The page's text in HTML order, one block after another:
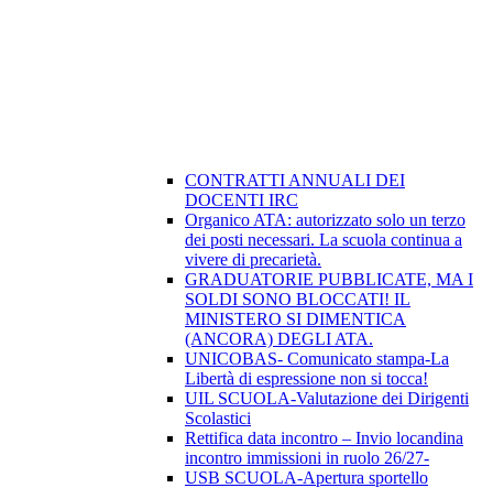
CONTRATTI ANNUALI DEI
DOCENTI IRC
Organico ATA: autorizzato solo un terzo
dei posti necessari. La scuola continua a
vivere di precarietà.
GRADUATORIE PUBBLICATE, MA I
SOLDI SONO BLOCCATI! IL
MINISTERO SI DIMENTICA
(ANCORA) DEGLI ATA.
UNICOBAS- Comunicato stampa-La
Libertà di espressione non si tocca!
UIL SCUOLA-Valutazione dei Dirigenti
Scolastici
Rettifica data incontro – Invio locandina
incontro immissioni in ruolo 26/27-
USB SCUOLA-Apertura sportello